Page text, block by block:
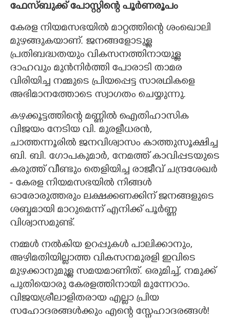
ഫേസ്ബുക്ക് പോസ്റ്റിന്റെ പൂർണരൂപം
കേരള നിയമസഭയിൽ മാറ്റത്തിന്റെ ശംഖൊലി
മുഴങ്ങുകയാണ്. ജനങ്ങളോടുള്ള
പ്രതിബദ്ധതയും വികസനത്തിനായുള്ള
ദാഹവും മുൻനിർത്തി പോരാടി താമര
വിരിയിച്ച നമ്മുടെ പ്രിയപ്പെട്ട സാരഥികളെ
അഭിമാനത്തോടെ സ്വാഗതം ചെയ്യുന്നു.
​കഴക്കൂട്ടത്തിന്റെ മണ്ണിൽ ഐതിഹാസിക
വിജയം നേടിയ വി. മുരളീധരൻ,
ചാത്തന്നൂരിൽ ജനവിശ്വാസം കാത്തുസൂക്ഷിച്ച
ബി. ബി. ഗോപകുമാർ, നേമത്ത് കാവിപ്പടയുടെ
കരുത്ത് വീണ്ടും തെളിയിച്ച രാജീവ് ചന്ദ്രശേഖർ
- കേരള നിയമസഭയിൽ നിങ്ങൾ
ഓരോരുത്തരും ലക്ഷക്കണക്കിന് ജനങ്ങളുടെ
ശബ്ദമായി മാറുമെന്ന് എനിക്ക് പൂർണ്ണ
വിശ്വാസമുണ്ട്.
​നമ്മൾ നൽകിയ ഉറപ്പുകൾ പാലിക്കാനും,
അഴിമതിയില്ലാത്ത വികസനമുരളി ഇവിടെ
മുഴക്കാനുമുള്ള സമയമാണിത്. ഒരുമിച്ച്, നമുക്ക്
പുതിയൊരു കേരളത്തിനായി മുന്നേറാം. ​
വിജയശ്രീലാളിതരായ എല്ലാ പ്രിയ
സഹോദരങ്ങൾക്കും എന്റെ സ്നേഹാദരങ്ങൾ!